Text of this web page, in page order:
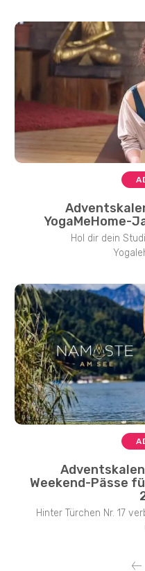
YogaMeHome-
Hol dir dein
Weekend-Pässe
Hinter Türchen Nr. 17